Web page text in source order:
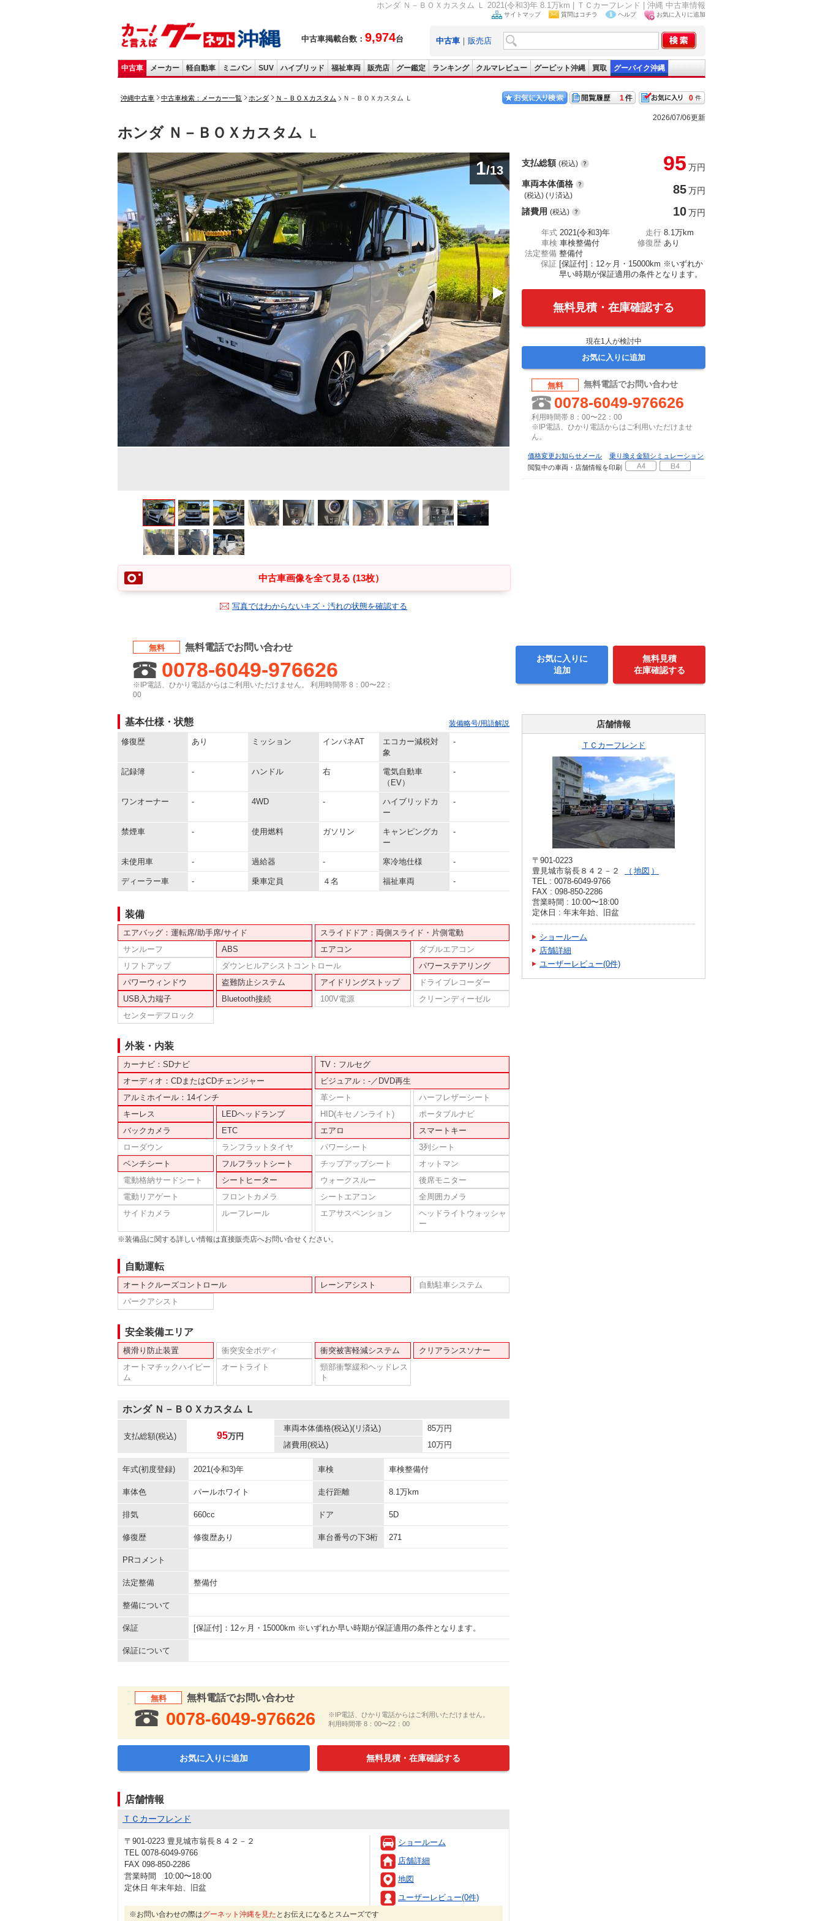
ホンダ Ｎ－ＢＯＸカスタム Ｌ 2021(令和3)年 8.1万km | ＴＣカーフレンド | 沖縄 中古車情報
中古車掲載台数： 9,974台
サイトマップ 質問はコチラ ヘルプ お気に入りに追加
中古車 ｜ 販売店
中古車 メーカー 軽自動車 ミニバン SUV ハイブリッド 福祉車両 販売店 グー鑑定 ランキング クルマレビュー グーピット沖縄 買取 グーバイク沖縄
沖縄中古車 中古車検索：メーカー一覧 ホンダ Ｎ－ＢＯＸカスタム Ｎ－ＢＯＸカスタム Ｌ 0
1
2026/07/06更新
ホンダ Ｎ－ＢＯＸカスタム Ｌ
1/13
中古車画像を全て見る (13枚）
写真ではわからないキズ・汚れの状態を確認する
支払総額 (税込) 95 万円
車両本体価格
(税込) (リ済込) 85万円
諸費用 (税込) 10万円
年式 2021(令和3)年 走行 8.1万km
車検 車検整備付 修復歴 あり
法定整備 整備付
保証 [保証付]：12ヶ月・15000km ※いずれか
早い時期が保証適用の条件となります。
無料見積・在庫確認する
現在1 人が検討中
お気に入りに追加
無料 無料電話でお問い合わせ
0078-6049-976626
利用時間帯 8：00〜22：00
※IP電話、ひかり電話からはご利用いただけませ
ん。
価格変更お知らせメール
乗り換え金額シミュレーション
閲覧中の車両・店舗情報を印刷
無料 無料電話でお問い合わせ
0078-6049-976626
※IP電話、ひかり電話からはご利用いただけません。 利用時間帯 8：00〜22：
00
お気に入りに
追加
無料見積
在庫確認する
基本仕様・状態 装備略号/用語解説
修復歴 あり ミッション インパネAT
エコカー減税対
象
-
記録簿 - ハンドル 右
電気自動車
（EV）
-
ワンオーナー - 4WD -
ハイブリッドカ
ー
-
禁煙車 - 使用燃料 ガソリン
キャンピングカ
ー
-
未使用車 - 過給器 - 寒冷地仕様 -
ディーラー車 - 乗車定員 ４名 福祉車両 -
装備
エアバッグ：運転席/助手席/サイド
スライドドア：両側スライド・片側電動
サンルーフ
ABS エアコン
ダブルエアコン
リフトアップ
ダウンヒルアシストコントロール
パワーステアリング
パワーウィンドウ
盗難防止システム アイドリングストップ
ドライブレコーダー
USB入力端子
Bluetooth接続 100V電源
クリーンディーゼル
センターデフロック
外装・内装
カーナビ：SDナビ
TV：フルセグ
オーディオ：CDまたはCDチェンジャー
ビジュアル：-／DVD再生
アルミホイール：14インチ
革シート
ハーフレザーシート
キーレス
LEDヘッドランプ HID(キセノンライト)
ポータブルナビ
バックカメラ
ETC エアロ
スマートキー
ローダウン
ランフラットタイヤ パワーシート
3列シート
ベンチシート
フルフラットシート チップアップシート
オットマン
電動格納サードシート
シートヒーター ウォークスルー
後席モニター
電動リアゲート
フロントカメラ シートエアコン
全周囲カメラ
サイドカメラ
ルーフレール エアサスペンション
ヘッドライトウォッシャ
ー
※装備品に関する詳しい情報は直接販売店へお問い合せください。
自動運転
オートクルーズコントロール レーンアシスト
自動駐車システム
パークアシスト
安全装備エリア
横滑り防止装置 衝突安全ボディ 衝突被害軽減システム
クリアランスソナー
オートマチックハイビー
ム
オートライト
頸部衝撃緩和ヘッドレス
ト
ホンダ Ｎ－ＢＯＸカスタム Ｌ
支払総額(税込) 95万円
車両本体価格(税込)(リ済込) 85万円
諸費用(税込) 10万円
年式(初度登録) 2021(令和3)年 車検 車検整備付
車体色 パールホワイト 走行距離 8.1万km
排気 660cc ドア 5D
修復歴 修復歴あり 車台番号の下3桁 271
PRコメント
法定整備 整備付
整備について
保証 [保証付]：12ヶ月・15000km ※いずれか早い時期が保証適用の条件となります。
保証について
無料 無料電話でお問い合わせ
0078-6049-976626
※IP電話、ひかり電話からはご利用いただけません。
利用時間帯 8：00〜22：00
お気に入りに追加 無料見積・在庫確認する
店舗情報
ＴＣカーフレンド
〒901-0223 豊見城市翁長８４２－２
TEL 0078-6049-9766
FAX 098-850-2286
営業時間 10:00〜18:00
定休日 年末年始、旧盆
ショールーム
店舗詳細
地図
ユーザーレビュー(0件)
※お問い合わせの際はグーネット沖縄を見た とお伝えになるとスムーズです
店舗情報
ＴＣカーフレンド
〒901-0223
豊見城市翁長８４２－２
地図
TEL : 0078-6049-9766
FAX : 098-850-2286
営業時間 : 10:00〜18:00
定休日 : 年末年始、旧盆
ショールーム
店舗詳細
ユーザーレビュー(0件)